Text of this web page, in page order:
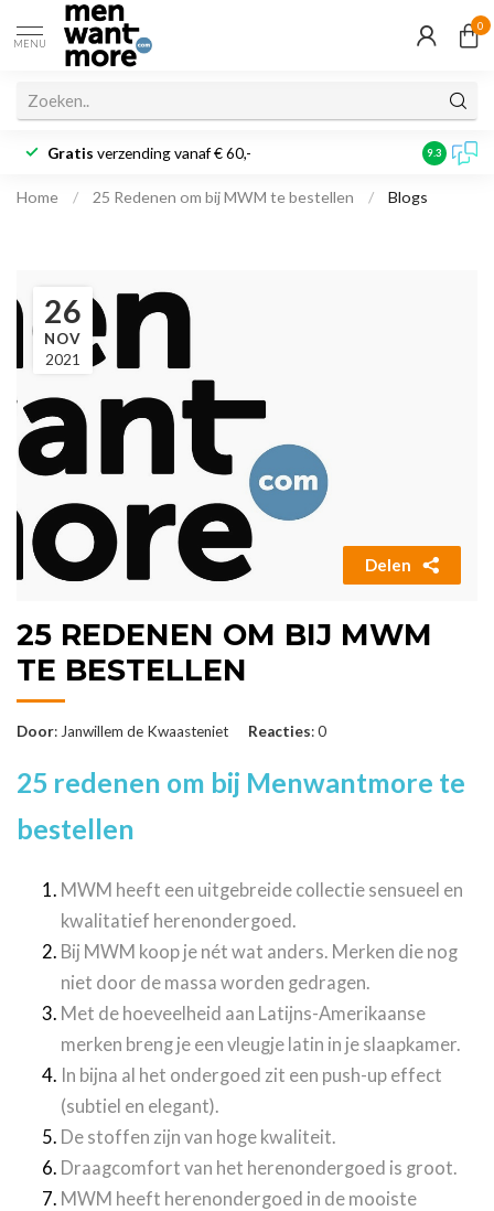
MENU
0
Gratis verzending vanaf € 60,- 9.3
Home / 25 Redenen om bij MWM te bestellen / Blogs
26
NOV
2021
Delen
25 REDENEN OM BIJ MWM
TE BESTELLEN
Door: Janwillem de Kwaasteniet Reacties: 0
25 redenen om bij Menwantmore te
bestellen
MWM heeft een uitgebreide collectie sensueel en
kwalitatief herenondergoed.
Bij MWM koop je nét wat anders. Merken die nog
niet door de massa worden gedragen.
Met de hoeveelheid aan Latijns-Amerikaanse
merken breng je een vleugje latin in je slaapkamer.
In bijna al het ondergoed zit een push-up effect
(subtiel en elegant).
De stoffen zijn van hoge kwaliteit.
Draagcomfort van het herenondergoed is groot.
MWM heeft herenondergoed in de mooiste